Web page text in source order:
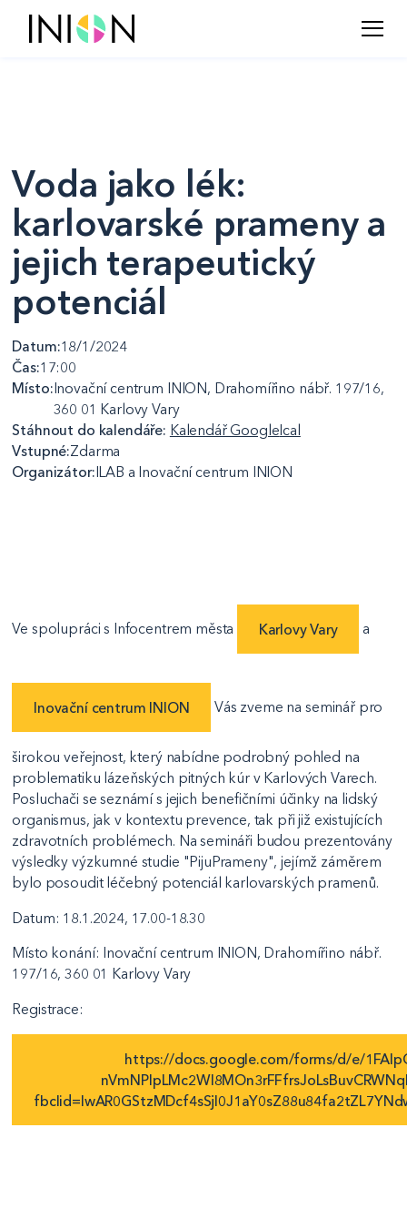
Voda jako lék:
karlovarské prameny a
jejich terapeutický
potenciál
Datum:18/1/2024
Čas:17:00
Místo:Inovační centrum INION, Drahomířino nábř. 197/16,
360 01 Karlovy Vary
Stáhnout do kalendáře: Kalendář GoogleIcal
Vstupné:Zdarma
Organizátor:ILAB a Inovační centrum INION
Ve spolupráci s Infocentrem města Karlovy Vary a
Inovační centrum INION Vás zveme na seminář pro
širokou veřejnost, který nabídne podrobný pohled na
problematiku lázeňských pitných kúr v Karlových Varech.
Posluchači se seznámí s jejich benefičními účinky na lidský
organismus, jak v kontextu prevence, tak při již existujících
zdravotních problémech. Na semináři budou prezentovány
výsledky výzkumné studie "PijuPrameny", jejímž záměrem
bylo posoudit léčebný potenciál karlovarských pramenů.
Datum: 18.1.2024, 17.00-18.30
Místo konání: Inovační centrum INION, Drahomířino nábř.
197/16, 360 01 Karlovy Vary
Registrace:
https://docs.google.com/forms/d/e/